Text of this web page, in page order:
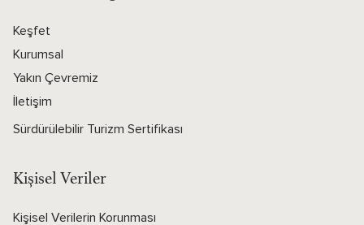
Keşfet
Kurumsal
Yakın Çevremiz
İletişim
Sürdürülebilir Turizm Sertifikası
Kişisel Veriler
Kişisel Verilerin Korunması